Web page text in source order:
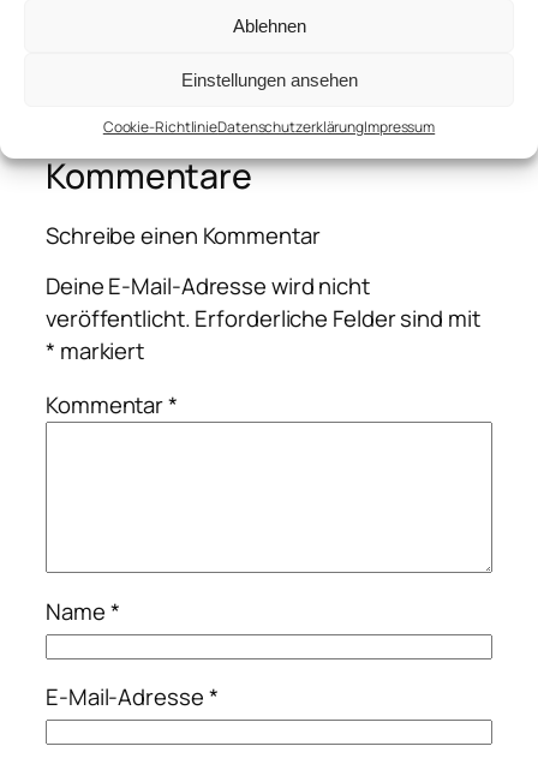
Ablehnen
Einstellungen ansehen
Cookie-RichtlinieDatenschutzerklärungImpressum
Kommentare
Schreibe einen Kommentar
Deine E-Mail-Adresse wird nicht
veröffentlicht.Erforderliche Felder sind mit
* markiert
Kommentar*
Name*
E-Mail-Adresse*